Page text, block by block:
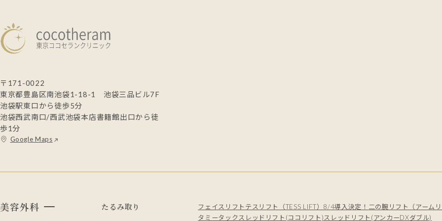
〒171-0022
東京都豊島区南池袋1-18-1 池袋三品ビル7F
池袋駅東口から徒歩5分
池袋西武南口/西武池袋本店書籍館出口から徒
歩1分
Google Maps
美容外科 たるみ取り フェイスリフト テスリフト（TESS LIFT）8/4導入決定！ 二の腕リフト（アーム
タミータック スレッドリフト(ココリフト)スレッドリフト(アンカーDXダブル)